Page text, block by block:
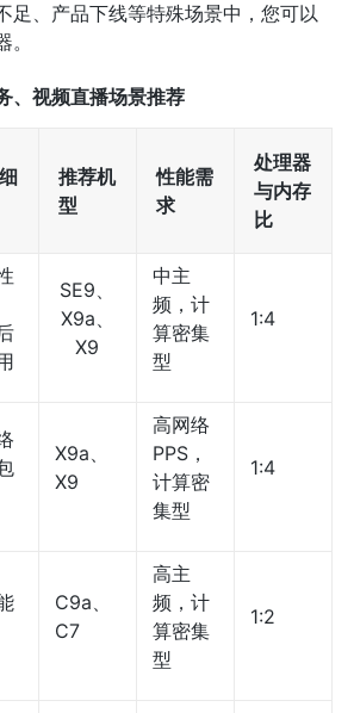
足、产品下线等特殊场景中，您可以
、视频直播场景推荐
推荐机
型
性能需
求
处理器
与内存
比
SE9、
X9a、
X9
中主
频，计
算密集
型
1:4
X9a、
X9
高网络
PPS，
计算密
集型
1:4
C9a、
C7
高主
频，计
算密集
型
1:2